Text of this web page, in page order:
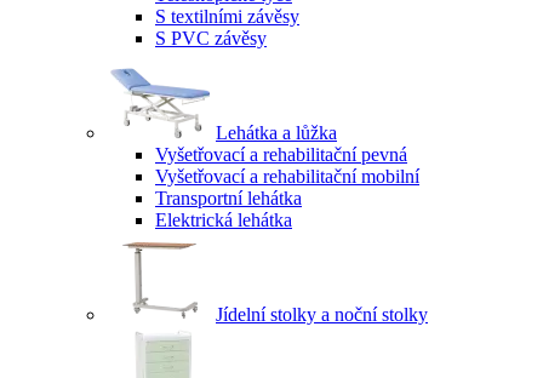
S textilními závěsy
S PVC závěsy
Lehátka a lůžka
Vyšetřovací a rehabilitační pevná
Vyšetřovací a rehabilitační mobilní
Transportní lehátka
Elektrická lehátka
Jídelní stolky a noční stolky